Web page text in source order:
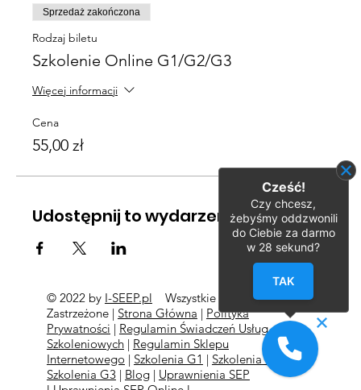
Sprzedaż zakończona
Rodzaj biletu
Szkolenie Online G1/G2/G3
Więcej informacji
Cena
55,00 zł
Udostępnij to wydarzenie
© 2022 by I-SEEP.pl
Wszystkie Prawa
Zastrzeżone | Strona Główna | Polityka
Prywatności | Regulamin Świadczeń Usług
Szkoleniowych| Regulamin Sklepu
Internetowego | Szkolenia G1 | Szkolenia G2
l
Szkolenia G3 | Blog| Uprawnienia SEP
Cześć!
Czy chcesz,
żebyśmy oddzwonili
do Ciebie za darmo
w 28 sekund?
TAK